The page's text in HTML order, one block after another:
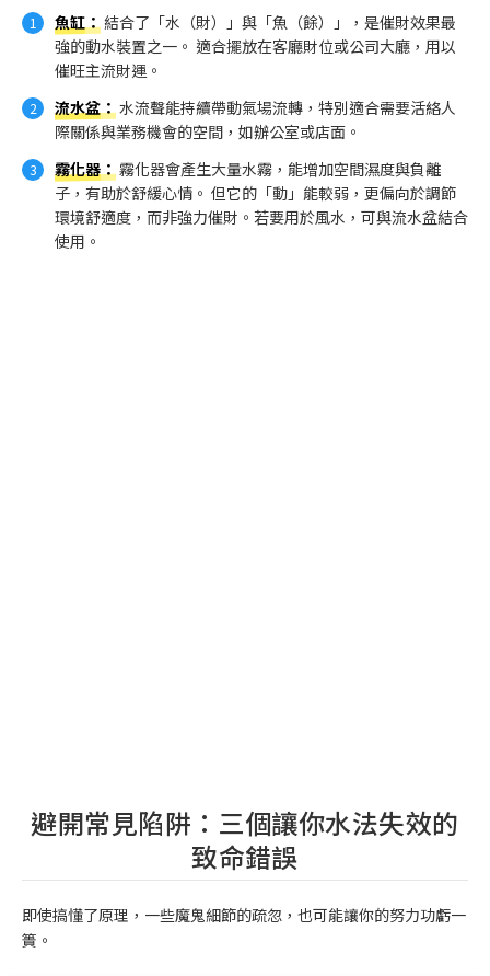
魚缸：結合了「水（財）」與「魚（餘）」，是催財效果最
強的動水裝置之一。 適合擺放在客廳財位或公司大廳，用以
催旺主流財運。
流水盆：水流聲能持續帶動氣場流轉，特別適合需要活絡人
際關係與業務機會的空間，如辦公室或店面。
霧化器：霧化器會產生大量水霧，能增加空間濕度與負離
子，有助於舒緩心情。 但它的「動」能較弱，更偏向於調節
環境舒適度，而非強力催財。若要用於風水，可與流水盆結合
使用。
避開常見陷阱：三個讓你水法失效的
致命錯誤
即使搞懂了原理，一些魔鬼細節的疏忽，也可能讓你的努力功虧一
簣。